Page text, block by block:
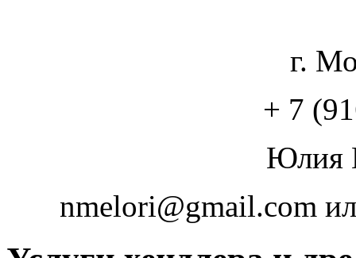
г.
+ 7
Юлия
nmelori@gmail.com